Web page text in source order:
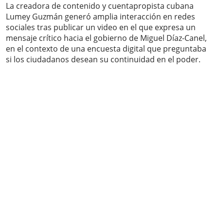
La creadora de contenido y cuentapropista cubana
Lumey Guzmán generó amplia interacción en redes
sociales tras publicar un video en el que expresa un
mensaje crítico hacia el gobierno de Miguel Díaz-Canel,
en el contexto de una encuesta digital que preguntaba
si los ciudadanos desean su continuidad en el poder.